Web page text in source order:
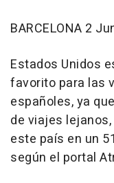
BARCELONA 2
Estados Unidos
favorito para las
españoles, ya
de viajes
este país en un
según el portal